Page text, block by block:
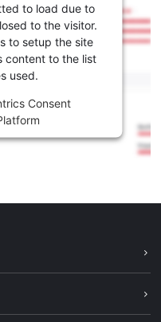
to load due to
to the visitor.
to setup the site
content to the list
used.
Consent